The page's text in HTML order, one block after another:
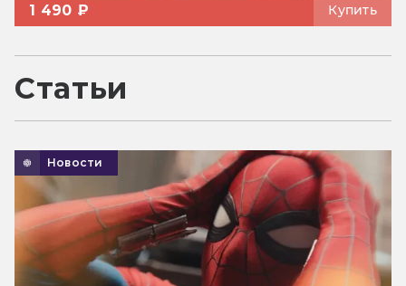
1 490 ₽ Купить
Статьи
Новости